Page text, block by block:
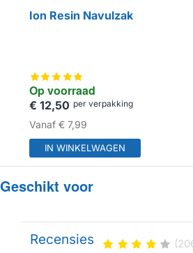
Op voorraad
Ion Resin Navulzak
€ 12,50 per verpakking
Vanaf € 7,99
IN WINKELWAGEN
Geschikt voor
Recensies